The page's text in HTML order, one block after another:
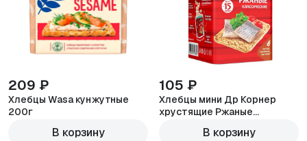
209 ₽
Хлебцы Wasa кунжутные
200г
В корзину
105 ₽
Хлебцы мини Др Корнер
хрустящие Ржаные
В корзину